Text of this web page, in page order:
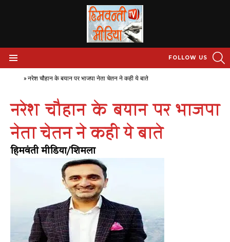
FOLLOW US
» नरेश चौहान के बयान पर भाजपा नेता चेतन ने कही ये बाते
नरेश चौहान के बयान पर भाजपा
नेता चेतन ने कही ये बाते
हिमवंती मीडिया/शिमला